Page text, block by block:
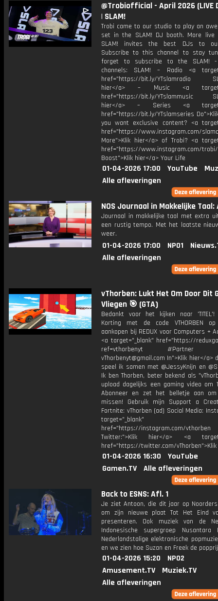
@Trobiofficial - April 2026 (LIVE
| SLAM!
Trobi came to our studio to play an
set in the SLAM! DJ booth. More live
SLAM! invites the best DJs to
Subscribe to this channel to stay
forget to subscribe to the SLAM! -
channels: SLAM! – Radio <a
href="https://bit.ly/YTslamradio
hier</a> – Music <a
href="https://bit.ly/YTslammusic
hier</a> – Series <a
href="https://bit.ly/YTslamseries
you want exclusive content? <a
href="https://www.instagram.com/
More">Klik hier</a> of Trobi? <a
href="https://www.instagram.com/
Boost">Klik hier</a> Your Life
01-04-2026 17:00 YouTube
Alle afleveringen
NOS Journaal in Makkelijke
Journaal in makkelijke taal met extra
een rustig tempo. Met het laatste
weer.
01-04-2026 17:00 NPO1
Alle afleveringen
vThorben: Lukt Het Om Door Dit
Vliegen 🎯 (GTA)
Bedankt voor het kijken naar
Korting met de code VTHORBEN
aankopen bij REDUX voor Computers +
<a target="_blank" href="https://
ref=vthorbenyt #Partner
vThorbenyt@gmail.com In">Klik hier</a>
speel ik samen met @JessyKnijn en
Ik ben Thorben, beter bekend als
upload dagelijks een gaming video om
Abonneer en zet het belletje aan
missen! Gebruik mijn Support a
Fortnite: vThorben (ad) Social Media:
target="_blank"
href="https://instagram.com/vthorben
Twitter:">Klik hier</a> <a
href="https://twitter.com/
01-04-2026 16:30
YouTube
Gamen.TV
Alle afleveringen
Back to ESNS: Afl. 1
Je ziet Antoon, die dit jaar op
om zijn nieuwe plaat Tot Het Eind
presenteren. Ook muziek van de
Indonesische supergroep Nusantara
Nederlandstalige elektronische
en we zien hoe Suzan en Freek de
01-04-2026 15:20
NPO2
Amusement.TV
Muziek.TV
Alle afleveringen